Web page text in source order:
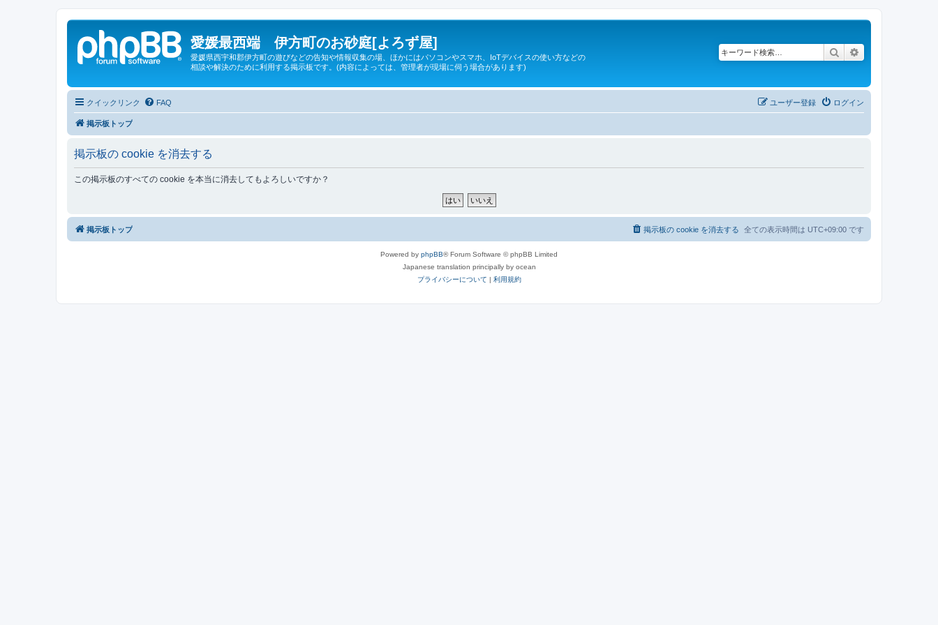
愛媛最西端 伊方町のお砂庭[よろず屋]
愛媛県西宇和郡伊方町の遊びなどの告知や情報収集の場、ほかにはパソコンやスマホ、IoTデバイスの使い方などの
相談や解決のために利用する掲示板です。(内容によっては、管理者が現場に伺う場合があります)
検索
クイックリンク FAQ ログイン
ユーザー登録
掲示板トップ
掲示板の cookie を消去する
この掲示板のすべての cookie を本当に消去してもよろしいですか？
掲示板トップ 全ての表示時間は UTC+09:00 です
掲示板の cookie を消去する
Powered by phpBB® Forum Software © phpBB Limited
Japanese translation principally by ocean
プライバシーについて | 利用規約